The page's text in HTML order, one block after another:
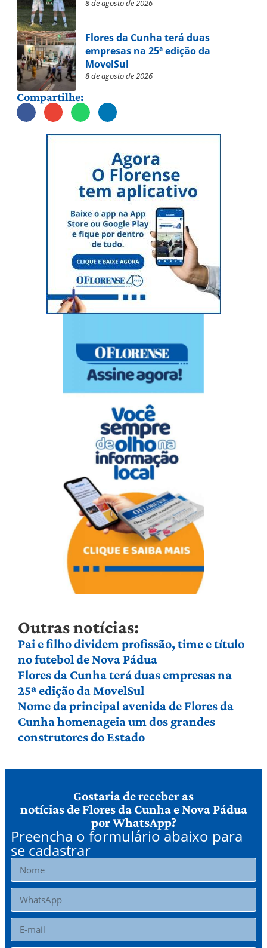
8 de agosto de 2026
Flores da Cunha terá duas
empresas na 25ª edição da
MovelSul
8 de agosto de 2026
Compartilhe:
Outras notícias:
Pai e filho dividem profissão, time e título
no futebol de Nova Pádua
Flores da Cunha terá duas empresas na
25ª edição da MovelSul
Nome da principal avenida de Flores da
Cunha homenageia um dos grandes
construtores do Estado
Gostaria de receber as
notícias de Flores da Cunha e Nova Pádua
por WhatsApp?
Preencha o formulário abaixo para
se cadastrar